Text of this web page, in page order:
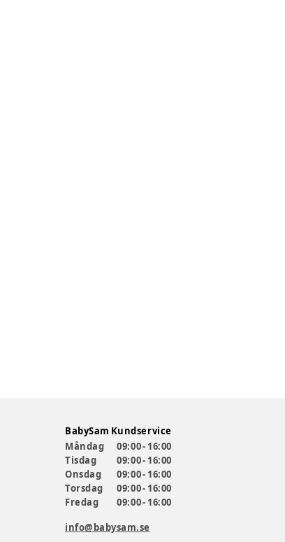
BabySam Kundservice
Måndag
09:00 - 16:00
Tisdag
09:00 - 16:00
Onsdag
09:00 - 16:00
Torsdag
09:00 - 16:00
Fredag
09:00 - 16:00
info@babysam.se